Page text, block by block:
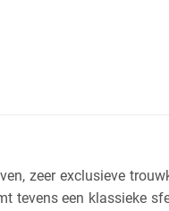
zeer exclusieve
tevens een klassieke